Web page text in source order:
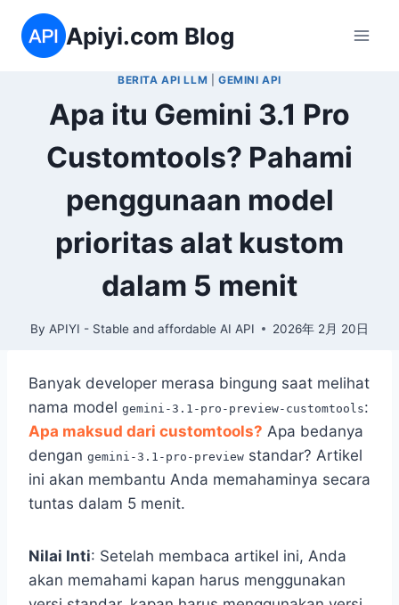
content
Apiyi.com Blog
BERITA API LLM |GEMINI API
Apa itu Gemini 3.1 Pro
Customtools? Pahami
penggunaan model
prioritas alat kustom
dalam 5 menit
By APIYI - Stable and affordable AI API 2026年 2月 20日
Banyak developer merasa bingung saat melihat
nama model gemini-3.1-pro-preview-customtools:
Apa maksud dari customtools? Apa bedanya
dengan gemini-3.1-pro-preview standar? Artikel
ini akan membantu Anda memahaminya secara
tuntas dalam 5 menit.
Nilai Inti: Setelah membaca artikel ini, Anda
akan memahami kapan harus menggunakan